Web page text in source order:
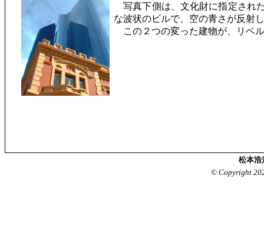
写真下側は、文化財に指定され
な波状のビルで、空の青さが反射
この２つの変った建物が、リベ
松本
© Copyright